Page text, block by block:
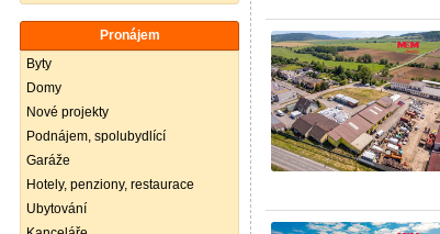
Pronájem
Byty
Domy
Nové projekty
Podnájem, spolubydlící
Garáže
Hotely, penziony, restaurace
Ubytování